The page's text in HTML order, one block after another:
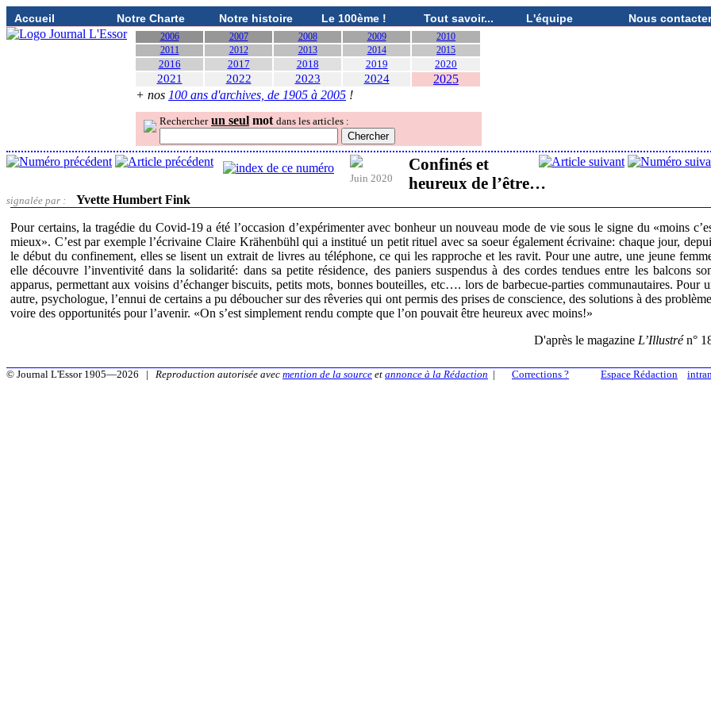
Accueil Notre Charte Notre histoire Le 100ème ! Tout savoir... L'équipe Nous contacter
2006 2007 2008 2009
2010
2011
2012 2013 2014 2015
2016 2017 2018 2019 2020
2021 2022 2023 2024
2025
+ nos 100 ans d'archives, de 1905 à 2005 !
Rechercher un seul mot dans les articles :
Juin 2020
Confinés et
heureux de l’être…
signalée par : Yvette Humbert Fink
Pour certains, la tragédie du Covid-19 a été l’occasion d’expérimenter avec bonheur un nouveau mode de vie sous le signe du «moins
mieux». C’est par exemple l’écrivaine Claire Krähenbühl qui a institué un petit rituel avec sa soeur également écrivaine: chaque jour,
le début du confinement, elles se lisent un extrait de livres au téléphone, ce qui les rapproche et les ravit. Pour une autre, une jeune
elle découvre l’inventivité dans la solidarité: dans sa petite résidence, des paniers suspendus à des cordes tendues entre les balcons
apparus, permettant aux voisins d’échanger biscuits, petits mots, bonnes bouteilles, etc…. lors de barbecue-parties communautaires. Pour
autre, psychologue, l’ennui de certains a pu déboucher sur des rêveries qui ont permis des prises de conscience, des solutions à des
voire des opportunités pour l’avenir. «On s’est simplement rendu compte que l’on pouvait être heureux avec moins!»
D'après le magazine L’Illustrén°
Espace Rédaction
© Journal L'Essor 1905—2026 | Reproduction autorisée avec mention de la source et annonce à la Rédaction | Corrections ?